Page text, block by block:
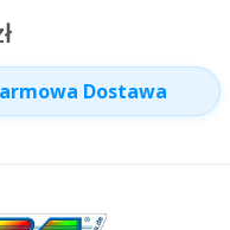
Dostawa